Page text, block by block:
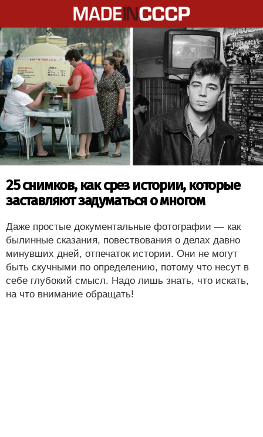
25 снимков, как срез истории, которые
заставляют задуматься о многом
Даже простые документальные фотографии — как
былинные сказания, повествования о делах давно
минувших дней, отпечаток истории. Они не могут
быть скучными по определению, потому что несут в
себе глубокий смысл. Надо лишь знать, что искать,
на что внимание обращать!